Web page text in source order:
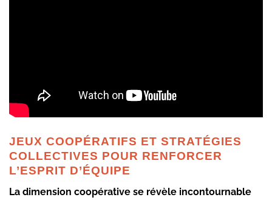
JEUX COOPÉRATIFS ET STRATÉGIES
COLLECTIVES POUR RENFORCER
L’ESPRIT D’ÉQUIPE
La dimension coopérative se révèle incontournable